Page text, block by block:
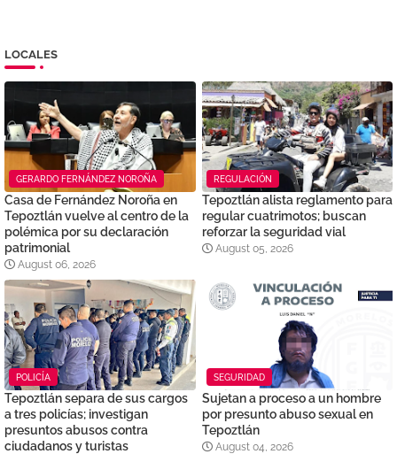
LOCALES
GERARDO FERNÁNDEZ NOROÑA
Casa de Fernández Noroña en
Tepoztlán vuelve al centro de la
polémica por su declaración
patrimonial
August 06, 2026
REGULACIÓN
Tepoztlán alista reglamento para
regular cuatrimotos; buscan
reforzar la seguridad vial
August 05, 2026
POLICÍA
Tepoztlán separa de sus cargos
a tres policías; investigan
presuntos abusos contra
ciudadanos y turistas
SEGURIDAD
Sujetan a proceso a un hombre
por presunto abuso sexual en
Tepoztlán
August 04, 2026